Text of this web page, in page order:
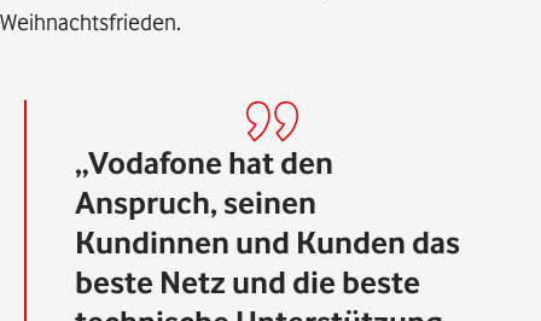
Weihnachtsfrieden.
Vodafone hat den
Anspruch, seinen
Kundinnen und Kunden das
beste Netz und die beste